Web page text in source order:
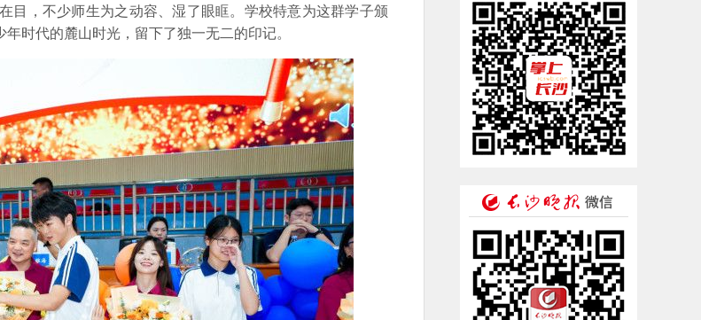
目，不少师生为之动容、湿了眼眶。学校特意为这群学子颁
时代的麓山时光，留下了独一无二的印记。